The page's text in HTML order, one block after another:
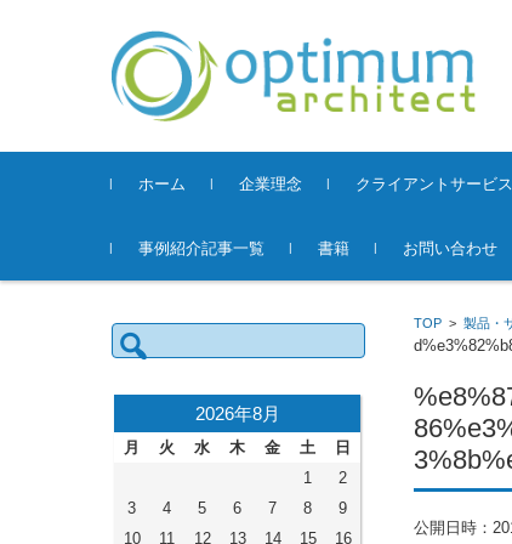
コンテンツに移動
ホーム
企業理念 クライアントサービス
事例紹介記事一覧 書籍 お問い合わせ
TOP> 製品・
公開日時：
検
索:
2026年8月
月 火 水 木 金 土
日
1
2
3
4 5 6 7 8
9
10
11 12 13 14 15
16